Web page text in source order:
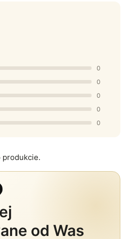
0
0
0
0
0
produkcie.
od Was